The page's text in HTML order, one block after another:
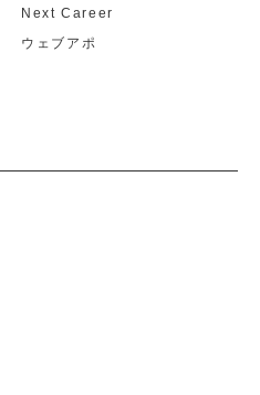
Next Career
ウェブアポ